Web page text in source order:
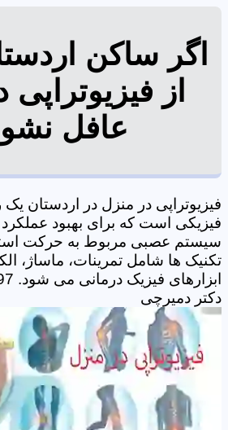
اگر ساکن
از
عافل
فیزیوتراپی در منزل در اردستان
فیزیکی است که برای بهبود
سیستم عصبی مربوط به حرکت
تکنیک ها شامل تمرینات، ماساژ،
دکتر دمیرچی